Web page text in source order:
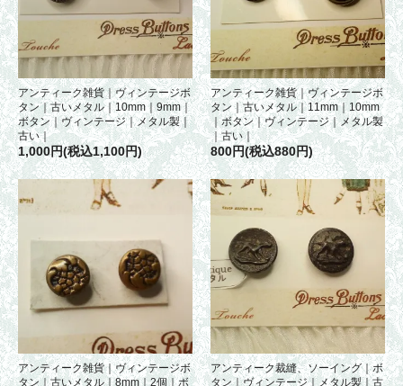
アンティーク雑貨｜ヴィンテージボ
タン｜古いメタル｜10mm｜9mm｜
ボタン｜ヴィンテージ｜メタル製｜
古い｜
1,000円(税込1,100円)
アンティーク雑貨｜ヴィンテージボ
タン｜古いメタル｜11mm｜10mm
｜ボタン｜ヴィンテージ｜メタル製
｜古い｜
800円(税込880円)
アンティーク雑貨｜ヴィンテージボ
タン｜古いメタル｜8mm｜2個｜ボ
アンティーク裁縫、ソーイング｜ボ
タン｜ヴィンテージ｜メタル製｜古